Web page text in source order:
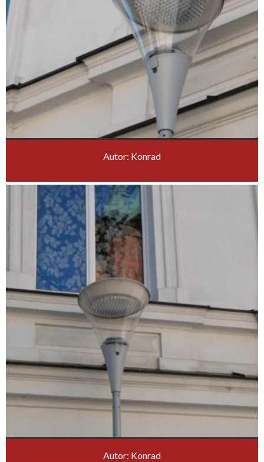
Autor: Konrad
Autor: Konrad